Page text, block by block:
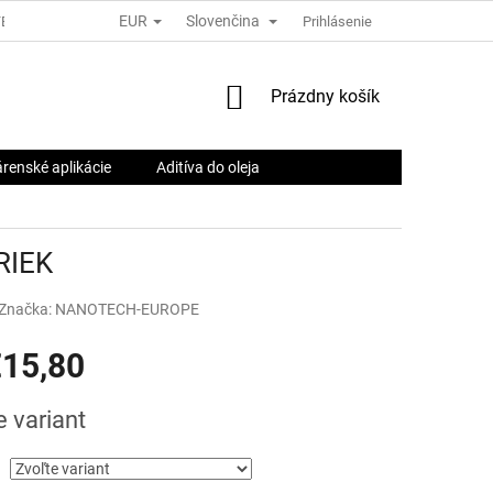
A ČLÁNKY ČASTÉ OTÁZKY? KONTAKTY
EUR Slovenčina Prihlásenie
NÁKUPNÝ
Prázdny košík
aplikácie Aditíva do oleja
NANOTECH-EUROPE
variant